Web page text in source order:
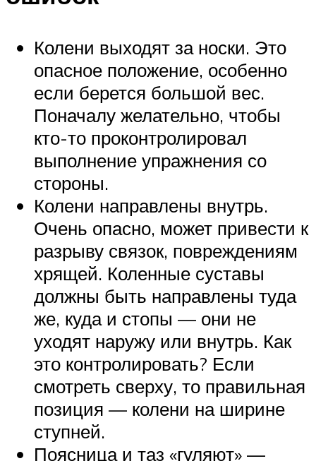
Колени выходят за носки. Это
опасное положение, особенно
если берется большой вес.
Поначалу желательно, чтобы
кто-то проконтролировал
выполнение упражнения со
стороны.
Колени направлены внутрь.
Очень опасно, может привести к
разрыву связок, повреждениям
хрящей. Коленные суставы
должны быть направлены туда
же, куда и стопы — они не
уходят наружу или внутрь. Как
это контролировать? Если
смотреть сверху, то правильная
позиция — колени на ширине
ступней.
Поясница и таз «гуляют» —